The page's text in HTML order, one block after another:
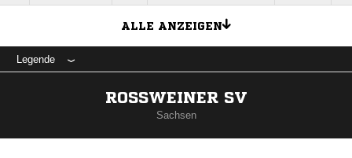
ALLE ANZEIGEN
Legende
ROSSWEINER SV
Sachsen